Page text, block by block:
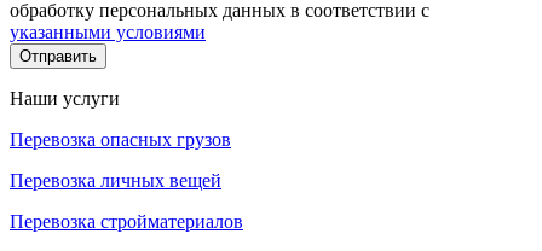
обработку персональных данных в соответствии с
указанными условиями
Отправить
Наши услуги
Перевозка опасных грузов
Перевозка личных вещей
Перевозка стройматериалов